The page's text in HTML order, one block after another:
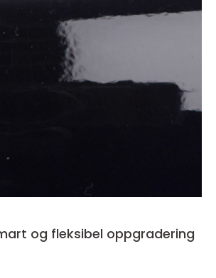
og fleksibel oppgradering